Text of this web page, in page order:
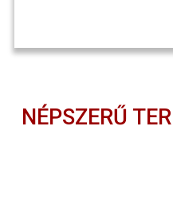
NÉPSZERŰ